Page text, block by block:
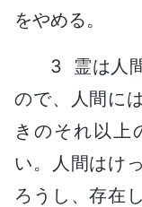
をやめる。
3 霊は人
ので、人間に
きのそれ以上
い。人間はけ
ろうし、存在